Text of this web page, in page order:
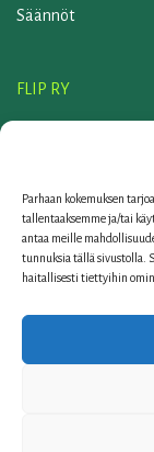
Parhaan kokemuksen
tallentaaksemme ja/tai
antaa meille
tunnuksia tällä sivustolla.
haitallisesti tiettyihin
Säännöt
FLIP RY
ELKER OY
Yhteystiedot